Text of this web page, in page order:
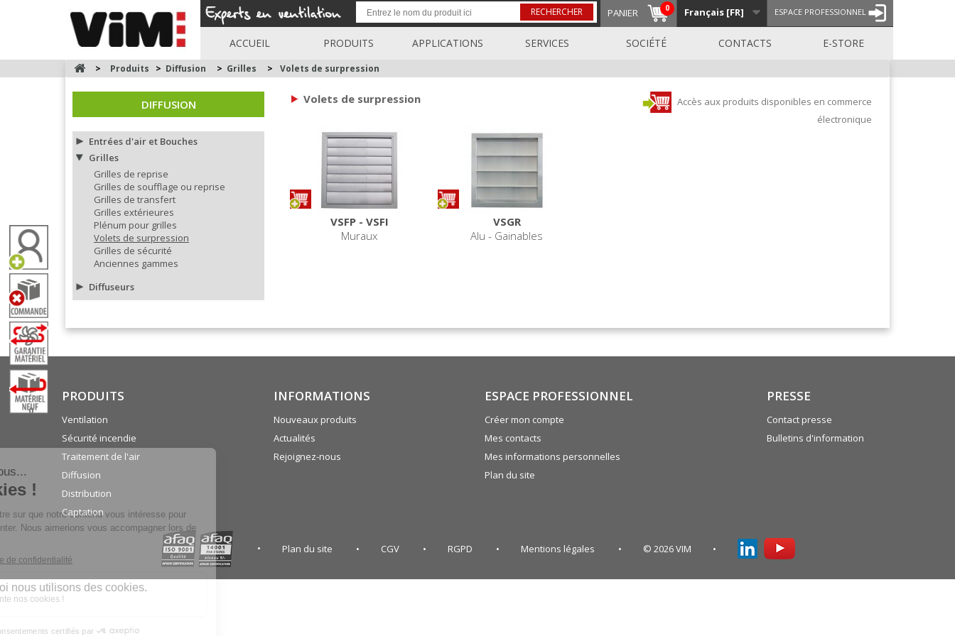
ESPACE PROFESSIONNEL
Français [FR]
PANIER 0
RECHERCHER
ACCUEIL PRODUITS APPLICATIONS SERVICES SOCIÉTÉ CONTACTS E-STORE
0
> Produits > Diffusion > Grilles > Volets de surpression
DIFFUSION
Entrées d'air et Bouches
Grilles
Grilles de reprise
Grilles de soufflage ou reprise
Grilles de transfert
Grilles extérieures
Plénum pour grilles
Volets de surpression
Grilles de sécurité
Anciennes gammes
Diffuseurs
Volets de surpression
Accès aux produits disponibles en commerce
électronique
VSFP - VSFI
Muraux
VSGR
Alu - Gainables
PRODUITS
Ventilation
Sécurité incendie
Traitement de l'air
Diffusion
Distribution
Captation
INFORMATIONS
Nouveaux produits
Actualités
Rejoignez-nous
ESPACE PROFESSIONNEL
Créer mon compte
Mes contacts
Mes informations personnelles
Plan du site
PRESSE
Contact presse
Bulletins d'information
Plan du site CGV RGPD Mentions légales © 2026 VIM